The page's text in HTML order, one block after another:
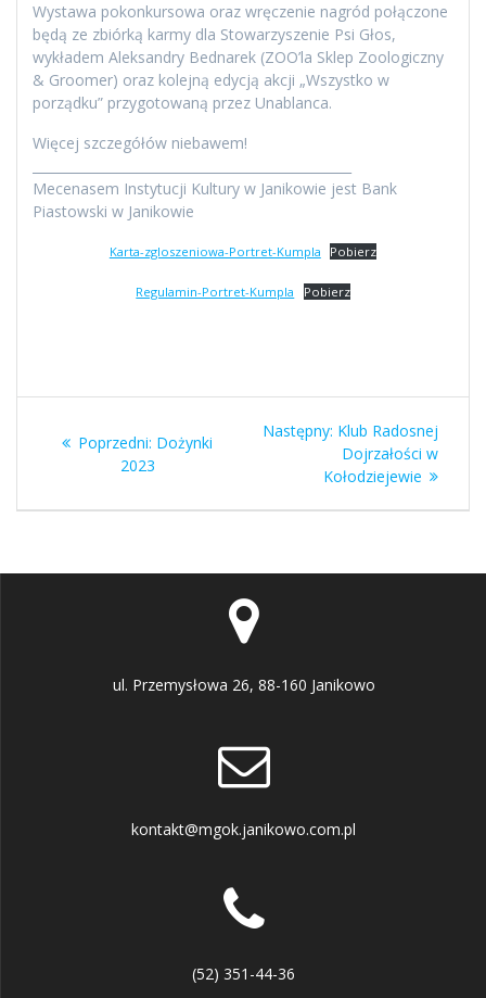
Wystawa pokonkursowa oraz wręczenie nagród połączone
będą ze zbiórką karmy dla Stowarzyszenie Psi Głos,
wykładem Aleksandry Bednarek (ZOO’la Sklep Zoologiczny
& Groomer) oraz kolejną edycją akcji „Wszystko w
porządku” przygotowaną przez Unablanca.
Więcej szczegółów niebawem!
Mecenasem Instytucji Kultury w Janikowie jest Bank
Piastowski w Janikowie
Karta-zgloszeniowa-Portret-Kumpla Pobierz
Regulamin-Portret-Kumpla Pobierz
wpisu
Poprzedni: Poprzedni
Dożynki
2023
Następny: Następny
wpis:
Klub Radosnej
Dojrzałości w
Kołodziejewie
ul. Przemysłowa 26, 88-160 Janikowo
kontakt@mgok.janikowo.com.pl
(52) 351-44-36